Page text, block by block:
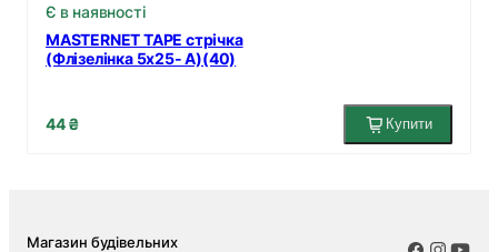
Є в наявності
MASTERNET TAPE стрічка
(Флізелінка 5х25- А)(40)
44 ₴ Купити
Магазин будівельних